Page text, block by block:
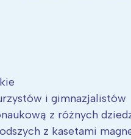
i gimnazjalistów
z różnych
z kasetami